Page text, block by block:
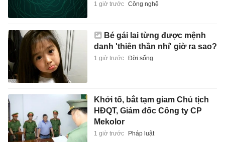
1 giờ trước Công nghệ
Bé gái lai từng được mệnh
danh 'thiên thần nhí' giờ ra sao?
1 giờ trước Đời sống
Khởi tố, bắt tạm giam Chủ tịch
HĐQT, Giám đốc Công ty CP
Mekolor
1 giờ trước Pháp luật